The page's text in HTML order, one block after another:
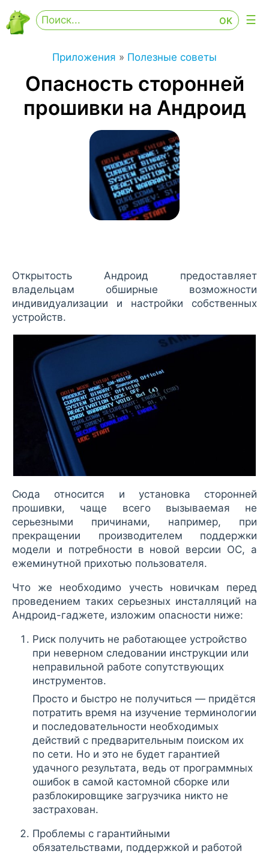
Приложения » Полезные советы
Опасность сторонней
прошивки на Андроид
Открытость Андроид предоставляет
владельцам обширные возможности
индивидуализации и настройки собственных
устройств.
Сюда относится и установка сторонней
прошивки, чаще всего вызываемая не
серьезными причинами, например, при
прекращении производителем поддержки
модели и потребности в новой версии ОС, а
ежеминутной прихотью пользователя.
Что же необходимо учесть новичкам перед
проведением таких серьезных инсталляций на
Андроид-гаджете, изложим опасности ниже:
Риск получить не работающее устройство
при неверном следовании инструкции или
неправильной работе сопутствующих
инструментов.
Просто и быстро не получиться — придётся
потратить время на изучение терминологии
и последовательности необходимых
действий с предварительным поиском их
по сети. Но и это не будет гарантией
удачного результата, ведь от программных
ошибок в самой кастомной сборке или
разблокировщике загрузчика никто не
застрахован.
Проблемы с гарантийными
обязательствами, поддержкой и работой